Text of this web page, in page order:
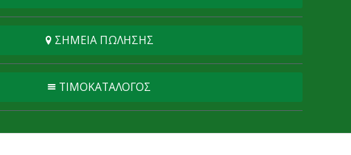
ΣΗΜΕΙΑ ΠΩΛΗΣΗΣ
ΤΙΜΟΚΑΤΑΛΟΓΟΣ